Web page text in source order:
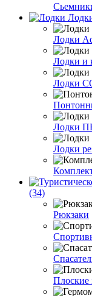
Лодки
Лодки и
Лодки
Лодки
Лодки
(34)
Рюкзаки
Плоские